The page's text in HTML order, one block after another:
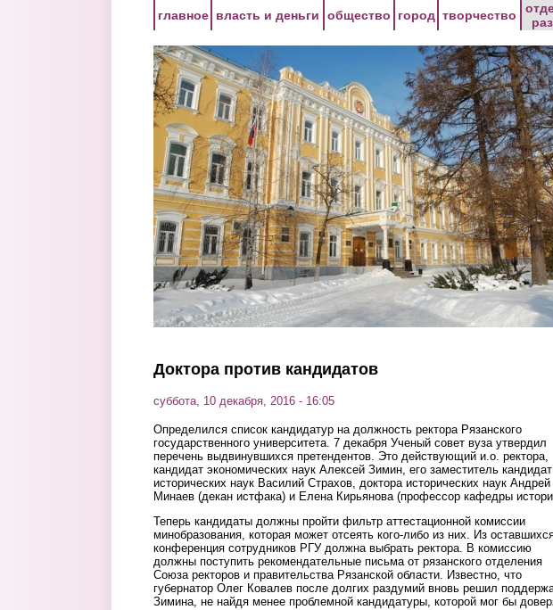
главное власть и деньги общество город творчество
Доктора против кандидатов
суббота, 10 декабря, 2016 - 16:05
Определился список кандидатур на должность ректора Рязанского
государственного университета. 7 декабря Ученый совет вуза утвердил
перечень выдвинувшихся претендентов. Это действующий и.о. ректора,
кандидат экономических наук Алексей Зимин, его заместитель кандидат
исторических наук Василий Страхов, доктора исторических наук Андрей
Минаев (декан истфака) и Елена Кирьянова (профессор кафедры
Теперь кандидаты должны пройти фильтр аттестационной комиссии
минобразования, которая может отсеять кого-либо из них. Из
конференция сотрудников РГУ должна выбрать ректора. В комиссию
должны поступить рекомендательные письма от рязанского отделения
Союза ректоров и правительства Рязанской области. Известно, что
губернатор Олег Ковалев после долгих раздумий вновь решил
Зимина, не найдя менее проблемной кандидатуры, которой мог бы